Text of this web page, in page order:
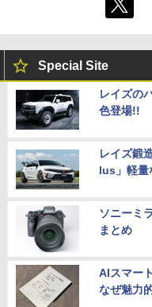
Special Site
レイズの
色登場!!
レイズ鍛
lus」軽量
ソニーミ
まとめ
AIスマー
なぜ魅力